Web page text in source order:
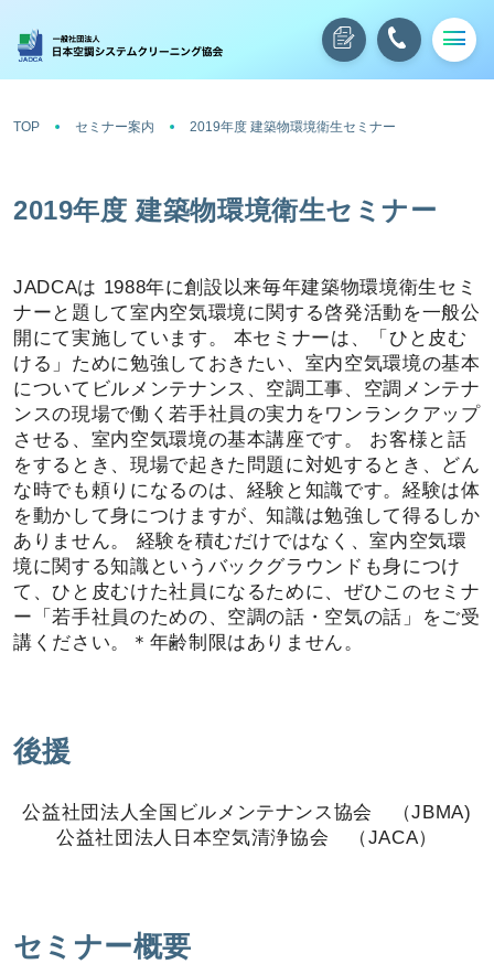
TOP セミナー案内 2019年度 建築物環境衛生セミナー
2019年度 建築物環境衛生セミナー
JADCAは 1988年に創設以来毎年建築物環境衛生セミ
ナーと題して室内空気環境に関する啓発活動を一般公
開にて実施しています。 本セミナーは、「ひと皮む
ける」ために勉強しておきたい、室内空気環境の基本
についてビルメンテナンス、空調工事、空調メンテナ
ンスの現場で働く若手社員の実力をワンランクアップ
させる、室内空気環境の基本講座です。 お客様と話
をするとき、現場で起きた問題に対処するとき、どん
な時でも頼りになるのは、経験と知識です。経験は体
を動かして身につけますが、知識は勉強して得るしか
ありません。 経験を積むだけではなく、室内空気環
境に関する知識というバックグラウンドも身につけ
て、ひと皮むけた社員になるために、ぜひこのセミナ
ー「若手社員のための、空調の話・空気の話」をご受
講ください。＊年齢制限はありません。
後援
公益社団法人全国ビルメンテナンス協会 （JBMA)
公益社団法人日本空気清浄協会 （JACA）
セミナー概要